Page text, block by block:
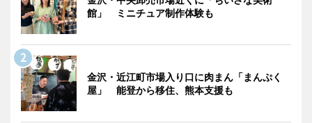
館」 ミニチュア制作体験も
金沢・近江町市場入り口に肉まん「まんぷく
屋」 能登から移住、熊本支援も